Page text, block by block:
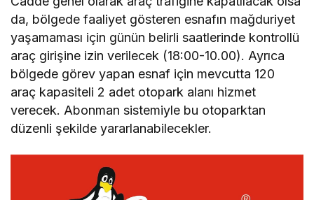
da, bölgede faaliyet gösteren esnafın mağduriyet
yaşamaması için günün belirli saatlerinde kontrollü
araç girişine izin verilecek (18:00-10.00). Ayrıca
bölgede görev yapan esnaf için mevcutta 120
araç kapasiteli 2 adet otopark alanı hizmet
verecek. Abonman sistemiyle bu otoparktan
düzenli şekilde yararlanabilecekler.